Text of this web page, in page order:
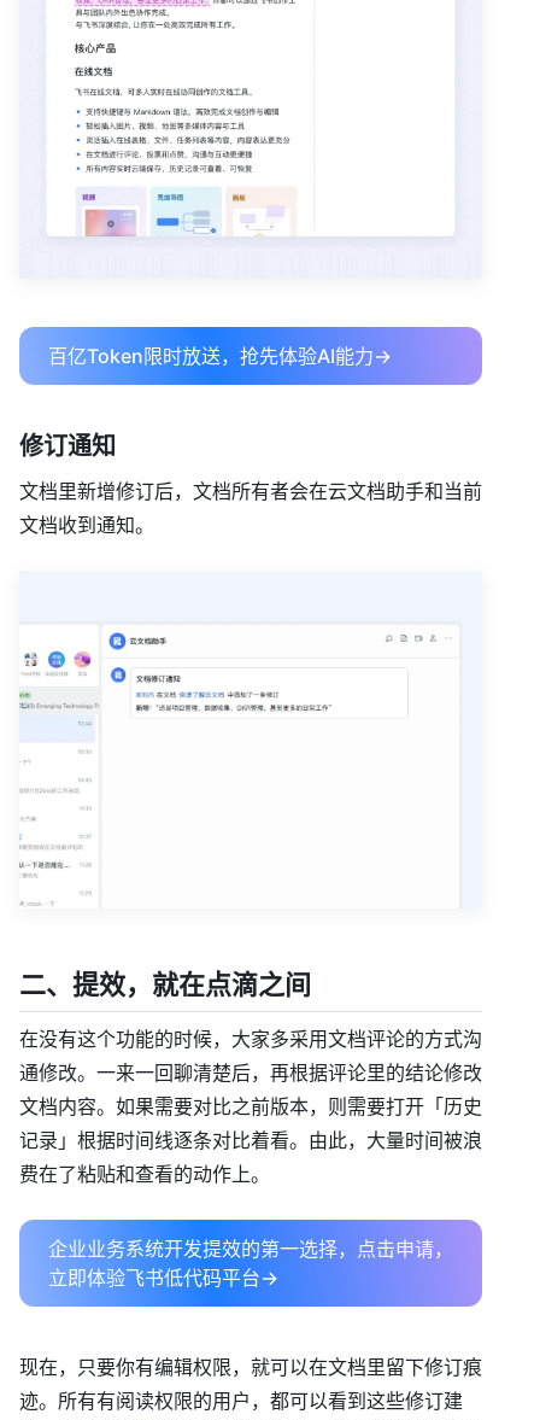
百亿Token限时放送，抢先体验AI能力→
修订通知
文档里新增修订后，文档所有者会在云文档助手和当前
文档收到通知。
二、提效，就在点滴之间
在没有这个功能的时候，大家多采用文档评论的方式沟
通修改。一来一回聊清楚后，再根据评论里的结论修改
文档内容。如果需要对比之前版本，则需要打开「历史
记录」根据时间线逐条对比着看。由此，大量时间被浪
费在了粘贴和查看的动作上。
企业业务系统开发提效的第一选择，点击申请，
立即体验飞书低代码平台→
现在，只要你有编辑权限，就可以在文档里留下修订痕
迹。所有有阅读权限的用户，都可以看到这些修订建